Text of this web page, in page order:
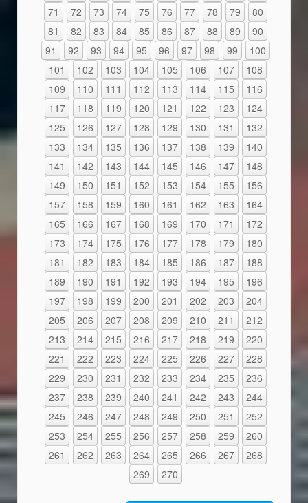
71
72 73 74 75 76 77 78 79
80
81
82 83 84 85 86 87 88 89
90
91
92 93 94 95 96 97 98 99
100
101
102 103 104 105 106 107
108
109
110 111 112 113 114 115
116
117
118 119 120 121 122 123
124
125
126 127 128 129 130 131
132
133
134 135 136 137 138 139
140
141
142 143 144 145 146 147
148
149
150 151 152 153 154 155
156
157
158 159 160 161 162 163
164
165
166 167 168 169 170 171
172
173
174 175 176 177 178 179
180
181
182 183 184 185 186 187
188
189
190 191 192 193 194 195
196
197
198 199 200 201 202 203
204
205
206 207 208 209 210 211
212
213
214 215 216 217 218 219
220
221
222 223 224 225 226 227
228
229
230 231 232 233 234 235
236
237
238 239 240 241 242 243
244
245
246 247 248 249 250 251
252
253
254 255 256 257 258 259
260
261
262 263 264 265 266 267
268
269
270